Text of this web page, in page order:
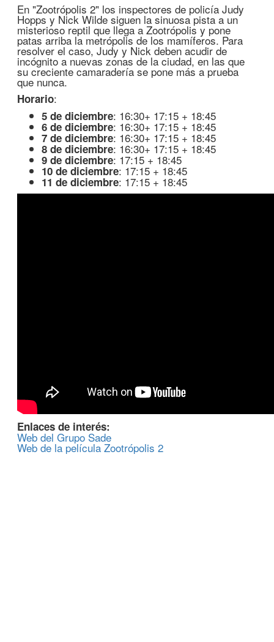
En "Zootrópolis 2" los inspectores de policía Judy
Hopps y Nick Wilde siguen la sinuosa pista a un
misterioso reptil que llega a Zootrópolis y pone
patas arriba la metrópolis de los mamíferos. Para
resolver el caso, Judy y Nick deben acudir de
incógnito a nuevas zonas de la ciudad, en las que
su creciente camaradería se pone más a prueba
que nunca.
Horario:
5 de diciembre: 16:30+ 17:15 + 18:45
6 de diciembre: 16:30+ 17:15 + 18:45
7 de diciembre: 16:30+ 17:15 + 18:45
8 de diciembre: 16:30+ 17:15 + 18:45
9 de diciembre: 17:15 + 18:45
10 de diciembre: 17:15 + 18:45
11 de diciembre: 17:15 + 18:45
Enlaces de interés:
Web del Grupo Sade
Web de la película Zootrópolis 2